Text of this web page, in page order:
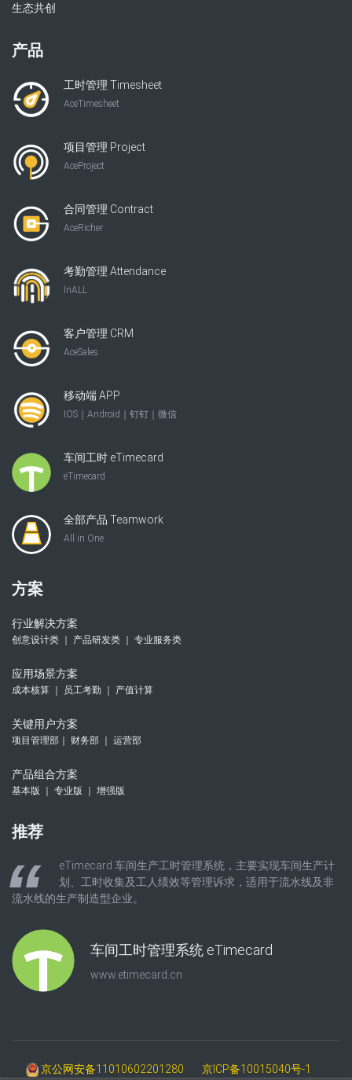
生态共创
产品
工时管理 Timesheet
AceTimesheet
项目管理 Project
AceProject
合同管理 Contract
AceRicher
考勤管理 Attendance
InALL
客户管理 CRM
AceSales
移动端 APP
IOS｜Android｜钉钉｜微信
车间工时 eTimecard
eTimecard
全部产品 Teamwork
All in One
方案
行业解决方案
创意设计类 ｜ 产品研发类 ｜ 专业服务类
应用场景方案
成本核算 ｜ 员工考勤 ｜ 产值计算
关键用户方案
项目管理部｜ 财务部 ｜ 运营部
产品组合方案
基本版 ｜ 专业版 ｜ 增强版
推荐
eTimecard 车间生产工时管理系统，主要实现车间生产计
划、工时收集及工人绩效等管理诉求，适用于流水线及非
流水线的生产制造型企业。
车间工时管理系统 eTimecard
www.etimecard.cn
京公网安备11010602201280 京ICP备10015040号-1